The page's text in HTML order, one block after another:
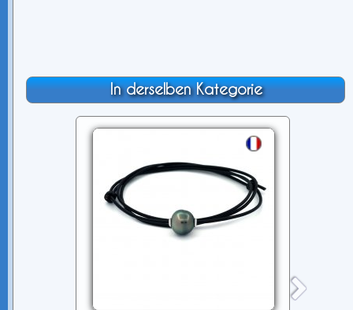
In derselben Kategorie